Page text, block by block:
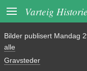
 Varteig
Bilder publisert Mandag
alle
Gravsteder